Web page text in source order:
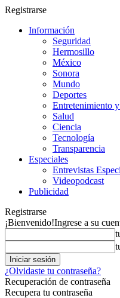
Registrarse
Información
Seguridad
Hermosillo
México
Sonora
Mundo
Deportes
Entretenimiento
Salud
Ciencia
Tecnología
Transparencia
Especiales
Entrevistas
Videopodcast
Publicidad
Registrarse
¡Bienvenido!Ingrese a su
¿Olvidaste tu contraseña?
Recuperación de contraseña
Recupera tu contraseña